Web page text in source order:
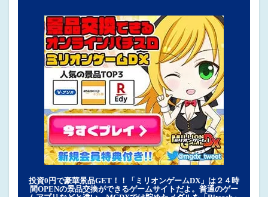
投資0円で豪華景品GET！！「ミリオンゲームDX」は２４時
間OPENの景品交換ができるゲームサイトだよ。普通のゲー